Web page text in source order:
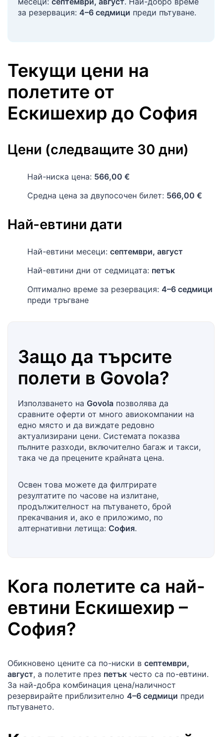
за резервация: 4–6 седмици преди пътуване.
Текущи цени на
полетите от
Ескишехир до София
Цени (следващите 30 дни)
Най-ниска цена: 566,00 €
Средна цена за двупосочен билет: 566,00 €
Най-евтини дати
Най-евтини месеци: септември, август
Най-евтини дни от седмицата: петък
Оптимално време за резервация: 4–6 седмици
преди тръгване
Защо да търсите
полети в Govola?
Използването на Govola позволява да
сравните оферти от много авиокомпании на
едно място и да виждате редовно
актуализирани цени. Системата показва
пълните разходи, включително багаж и такси,
така че да прецените крайната цена.
Освен това можете да филтрирате
резултатите по часове на излитане,
продължителност на пътуването, брой
прекачвания и, ако е приложимо, по
алтернативни летища: София.
Кога полетите са най-
евтини Ескишехир –
София?
Обикновено цените са по-ниски в септември,
август, а полетите през петък често са по-евтини.
За най-добра комбинация цена/наличност
резервирайте приблизително 4–6 седмици преди
пътуването.